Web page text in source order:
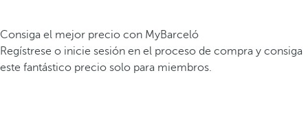
Consiga el mejor precio con MyBarceló
Regístrese o inicie sesión en el proceso de compra y consiga
este fantástico precio solo para miembros.